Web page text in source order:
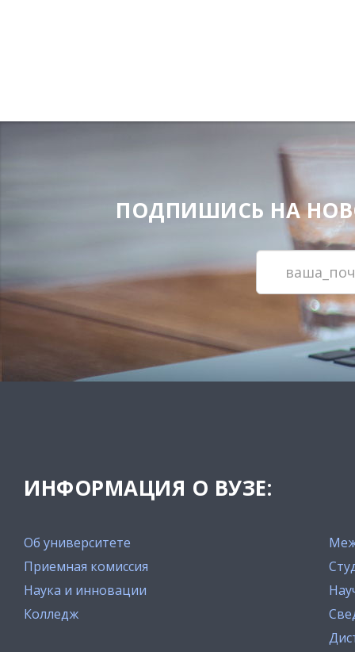
ПОДПИШИСЬ НА
ИНФОРМАЦИЯ О ВУЗЕ:
Об университете
Приемная комиссия
Наука и инновации
Колледж